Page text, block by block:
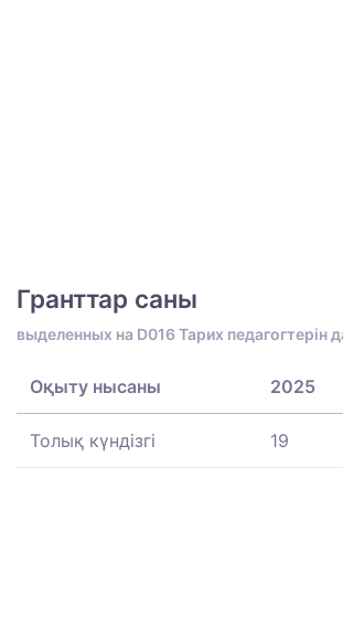
Гранттар саны
выделенных на D016 Тарих педагогтерін
Оқыту нысаны 2025
Толық күндізгі 19